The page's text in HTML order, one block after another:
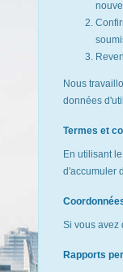
Nous
données
Termes et
En utilisant
d'accumuler
Si vous avez
Rapports